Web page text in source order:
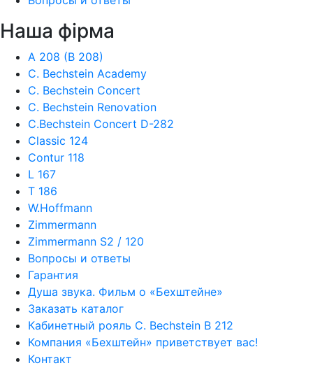
Наша фiрма
A 208 (B 208)
C. Bechstein Academy
C. Bechstein Concert
C. Bechstein Renovation
C.Bechstein Concert D-282
Classic 124
Contur 118
L 167
T 186
W.Hoffmann
Zimmermann
Zimmermann S2 / 120
Вопросы и ответы
Гарантия
Душа звука. Фильм о «Бехштейне»
Заказать каталог
Кабинетный рояль C. Bechstein B 212
Компания «Бехштейн» приветствует вас!
Контакт